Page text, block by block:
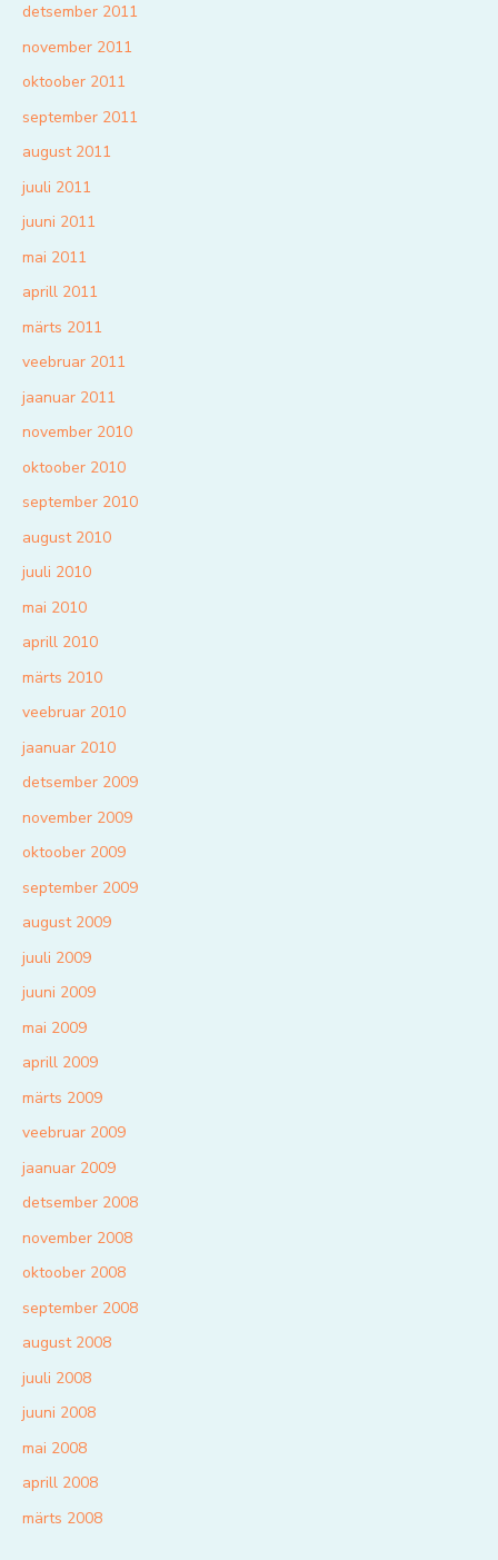
detsember 2011
november 2011
oktoober 2011
september 2011
august 2011
juuli 2011
juuni 2011
mai 2011
aprill 2011
märts 2011
veebruar 2011
jaanuar 2011
november 2010
oktoober 2010
september 2010
august 2010
juuli 2010
mai 2010
aprill 2010
märts 2010
veebruar 2010
jaanuar 2010
detsember 2009
november 2009
oktoober 2009
september 2009
august 2009
juuli 2009
juuni 2009
mai 2009
aprill 2009
märts 2009
veebruar 2009
jaanuar 2009
detsember 2008
november 2008
oktoober 2008
september 2008
august 2008
juuli 2008
juuni 2008
mai 2008
aprill 2008
märts 2008